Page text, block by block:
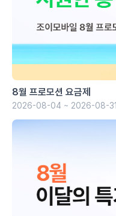
8월 프로모션 요금제
2026-08-04 ~ 2026-08-31